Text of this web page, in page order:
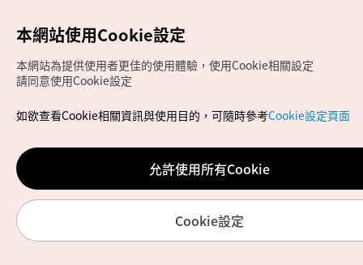
Copyrights (c) 韓國觀光公社版權所有
如有相關疑問或建議，歡迎來信至官方信箱
chinese_big5@knto.or.kr
本網站使用Cookie設定
本網站為提供使用者更佳的使用體驗，使用Cookie相關設定
請同意使用Cookie設定
如欲查看Cookie相關資訊與使用目的，可隨時參考Cookie設定頁面
允許使用所有Cookie
Cookie設定